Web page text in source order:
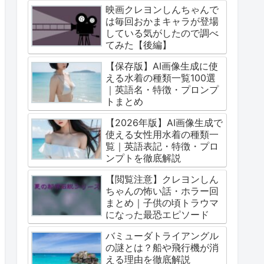
映画クレヨンしんちゃんで
は毎回おかまキャラが登場
している気がしたので調べ
てみた【後編】
【保存版】AI画像生成に使
える水着の種類一覧100選
｜英語名・特徴・プロンプ
トまとめ
【2026年版】AI画像生成で
使える女性用水着の種類一
覧｜英語表記・特徴・プロ
ンプトを徹底解説
【閲覧注意】クレヨンしん
ちゃんの怖い話・ホラー回
まとめ｜子供の頃トラウマ
になった最恐エピソード
バミューダトライアングル
の謎とは？船や飛行機が消
える理由を徹底解説